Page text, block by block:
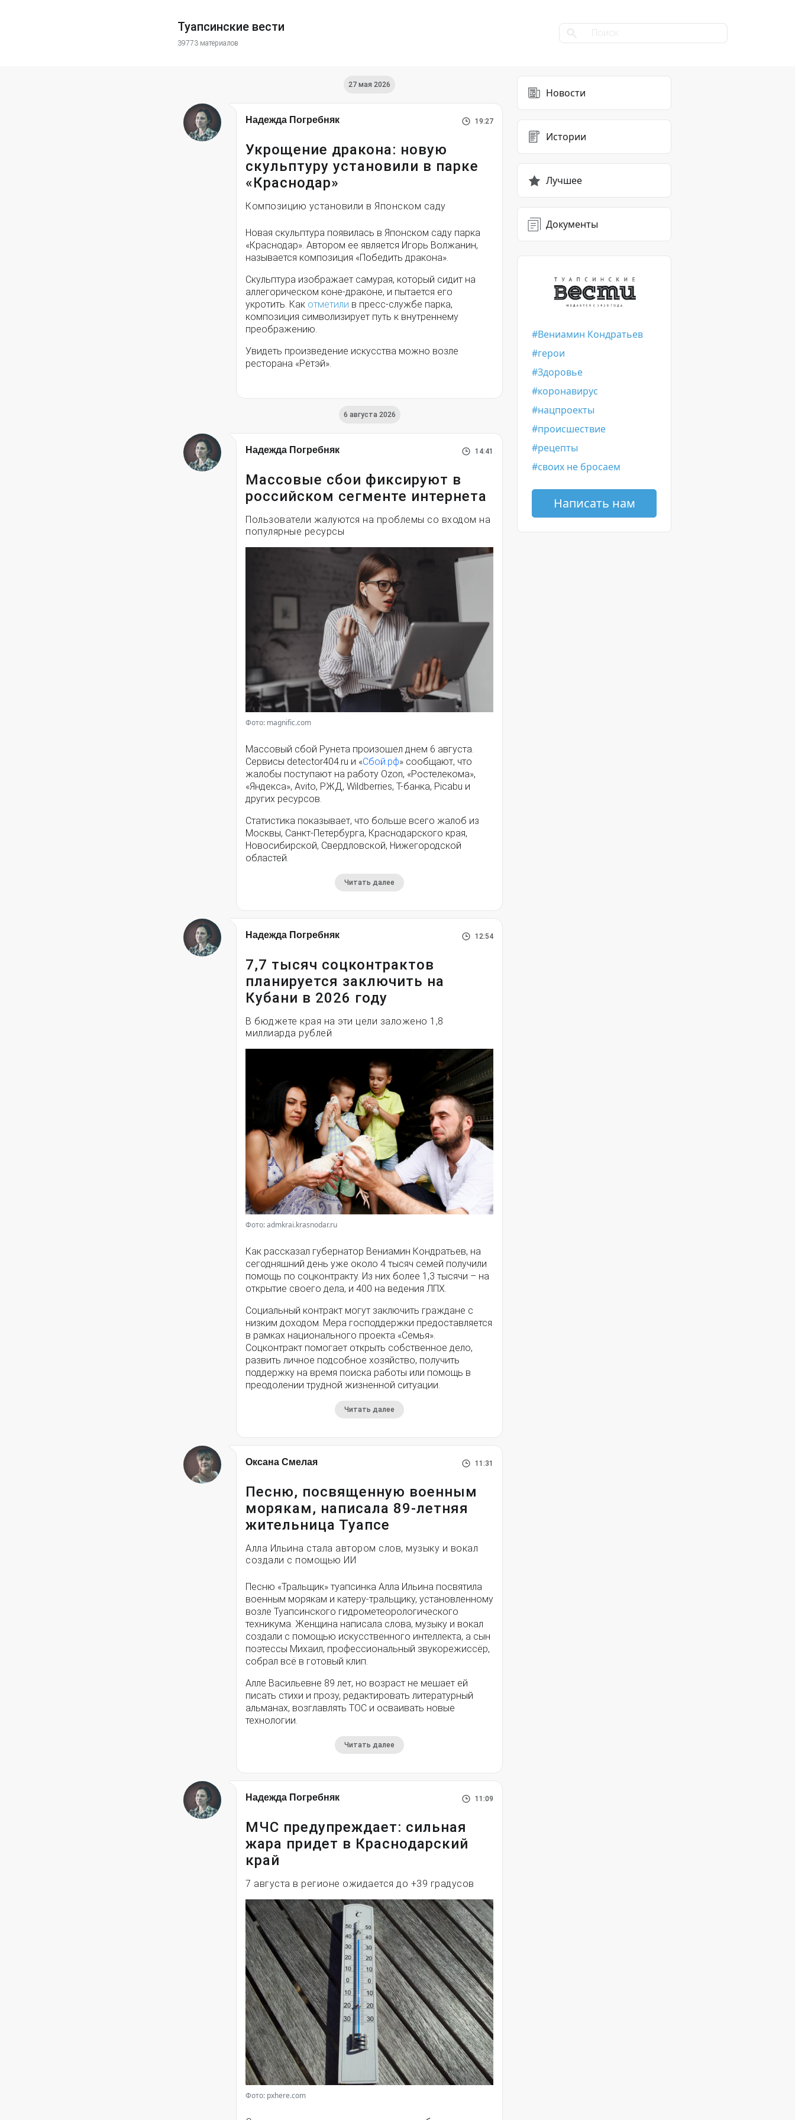
Туапсинские вести
39773 материалов
27 мая 2026
Надежда Погребняк 19:27
Укрощение дракона: новую
скульптуру установили в парке
«Краснодар»
Композицию установили в Японском саду
Новая скульптура появилась в Японском саду парка
«Краснодар». Автором ее является Игорь Волжанин,
называется композиция «Победить дракона».
Скульптура изображает самурая, который сидит на
аллегорическом коне-драконе, и пытается его
укротить. Как отметили в пресс-службе парка,
композиция символизирует путь к внутреннему
преображению.
Увидеть произведение искусства можно возле
ресторана «Рётэй».
6 августа 2026
Надежда Погребняк 14:41
Массовые сбои фиксируют в
российском сегменте интернета
Пользователи жалуются на проблемы со входом на
популярные ресурсы
Фото: magnific.com
Массовый сбой Рунета произошел днем 6 августа.
Сервисы detector404.ru и «Сбой.рф» сообщают, что
жалобы поступают на работу Ozon, «Ростелекома»,
«Яндекса», Avito, РЖД, Wildberries, Т-банка, Picabu и
других ресурсов.
Статистика показывает, что больше всего жалоб из
Москвы, Санкт-Петербурга, Краснодарского края,
Новосибирской, Свердловской, Нижегородской
областей.
Читать далее
Надежда Погребняк 12:54
7,7 тысяч соцконтрактов
планируется заключить на
Кубани в 2026 году
В бюджете края на эти цели заложено 1,8
миллиарда рублей
Фото: admkrai.krasnodar.ru
Как рассказал губернатор Вениамин Кондратьев, на
сегодняшний день уже около 4 тысяч семей получили
помощь по соцконтракту. Из них более 1,3 тысячи – на
открытие своего дела, и 400 на ведения ЛПХ.
Социальный контракт могут заключить граждане с
низким доходом. Мера господдержки предоставляется
в рамках национального проекта «Семья».
Соцконтракт помогает открыть собственное дело,
развить личное подсобное хозяйство, получить
поддержку на время поиска работы или помощь в
преодолении трудной жизненной ситуации.
Читать далее
Оксана Смелая 11:31
Песню, посвященную военным
морякам, написала 89-летняя
жительница Туапсе
Алла Ильина стала автором слов, музыку и вокал
создали с помощью ИИ
Песню «Тральщик» туапсинка Алла Ильина посвятила
военным морякам и катеру-тральщику, установленному
возле Туапсинского гидрометеорологического
техникума. Женщина написала слова, музыку и вокал
создали с помощью искусственного интеллекта, а сын
поэтессы Михаил, профессиональный звукорежиссёр,
собрал всё в готовый клип.
Алле Васильевне 89 лет, но возраст не мешает ей
писать стихи и прозу, редактировать литературный
альманах, возглавлять ТОС и осваивать новые
технологии.
Читать далее
Надежда Погребняк 11:09
МЧС предупреждает: сильная
жара придет в Краснодарский
край
7 августа в регионе ожидается до +39 градусов
Фото: pxhere.com
Новости
Истории
Лучшее
Документы
Вениамин Кондратьев
герои
Здоровье
коронавирус
нацпроекты
происшествие
рецепты
своих не бросаем
Написать нам